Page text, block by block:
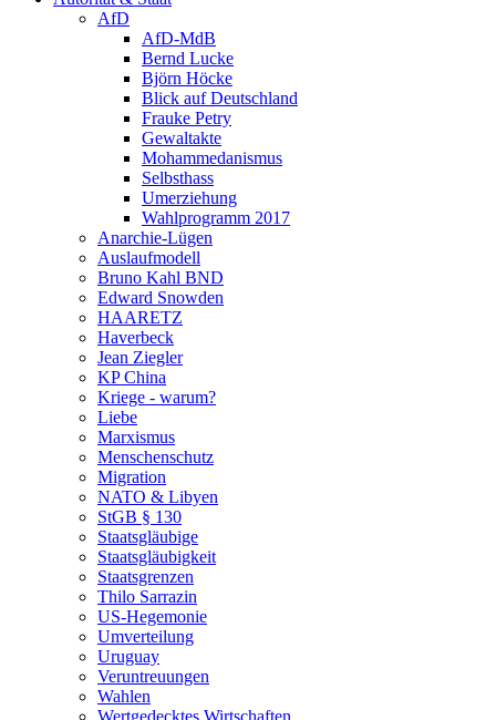
AfD
AfD-MdB
Bernd Lucke
Björn Höcke
Blick auf Deutschland
Frauke Petry
Gewaltakte
Mohammedanismus
Selbsthass
Umerziehung
Wahlprogramm 2017
Anarchie-Lügen
Auslaufmodell
Bruno Kahl BND
Edward Snowden
HAARETZ
Haverbeck
Jean Ziegler
KP China
Kriege - warum?
Liebe
Marxismus
Menschenschutz
Migration
NATO & Libyen
StGB § 130
Staatsgläubige
Staatsgläubigkeit
Staatsgrenzen
Thilo Sarrazin
US-Hegemonie
Umverteilung
Uruguay
Veruntreuungen
Wahlen
Wertgedecktes Wirtschaften